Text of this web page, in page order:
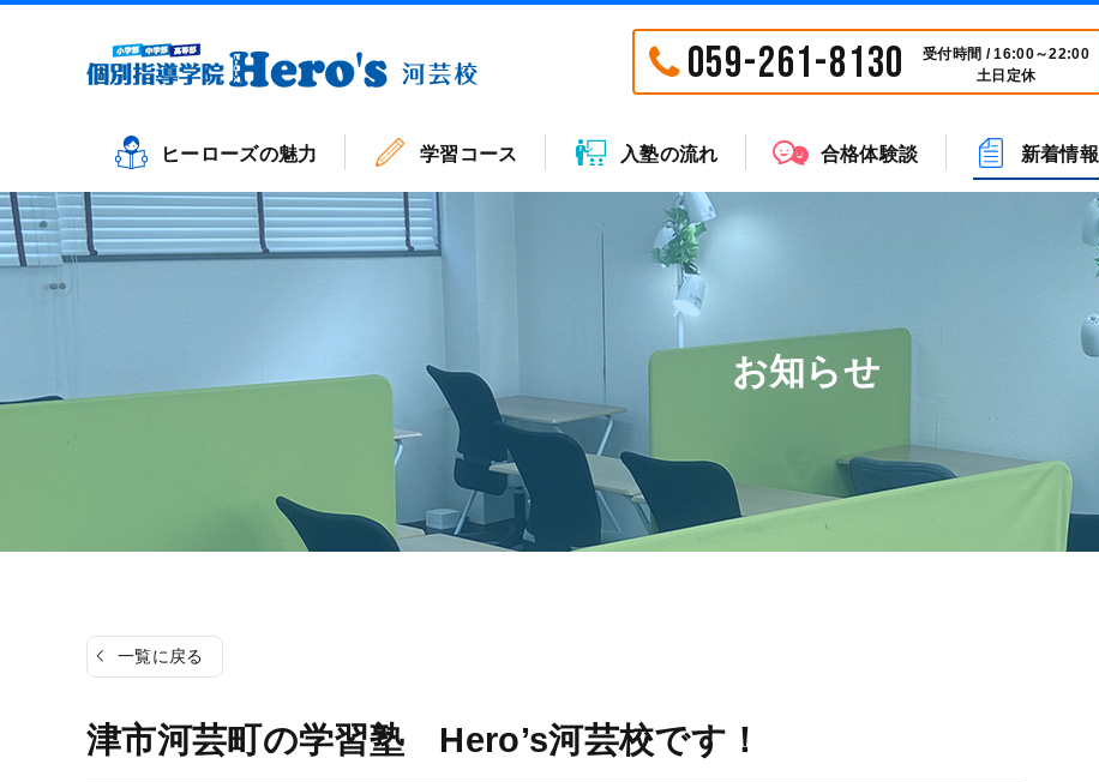
059-261-8130
受付時間 / 16:00～22:00
土日定休
ヒーローズの魅力 学習コース 入塾の流れ 合格体験談 新着情報
お知らせ
一覧に戻る
津市河芸町の学習塾 Hero’s河芸校です！